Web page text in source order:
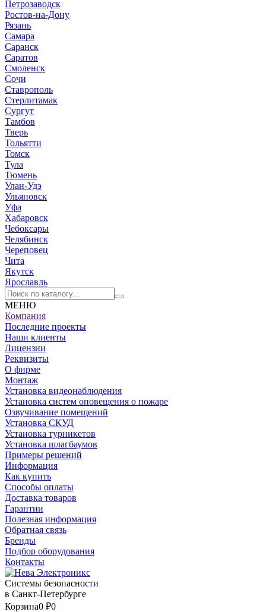
Петрозаводск
Ростов-на-Дону
Рязань
Самара
Саранск
Саратов
Смоленск
Сочи
Ставрополь
Стерлитамак
Сургут
Тамбов
Тверь
Тольятти
Томск
Тула
Тюмень
Улан-Удэ
Ульяновск
Уфа
Хабаровск
Чебоксары
Челябинск
Череповец
Чита
Якутск
Ярославль
МЕНЮ
Компания
Последние проекты
Наши клиенты
Лицензии
Реквизиты
О фирме
Монтаж
Установка видеонаблюдения
Установка систем оповещения о пожаре
Озвучивание помещений
Установка СКУД
Установка турникетов
Установка шлагбаумов
Примеры решений
Информация
Как купить
Способы оплаты
Доставка товаров
Гарантии
Полезная информация
Обратная связь
Бренды
Подбор оборудования
Контакты
Системы безопасности
в Санкт-Петербурге
Корзина0 ₽0